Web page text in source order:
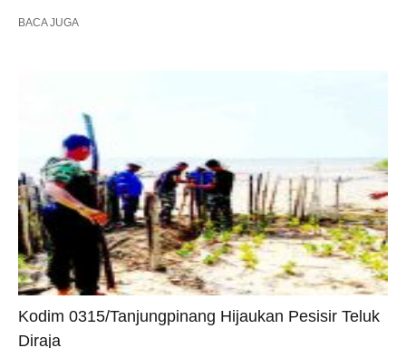
BACA JUGA
Kodim 0315/Tanjungpinang Hijaukan Pesisir Teluk
Diraja